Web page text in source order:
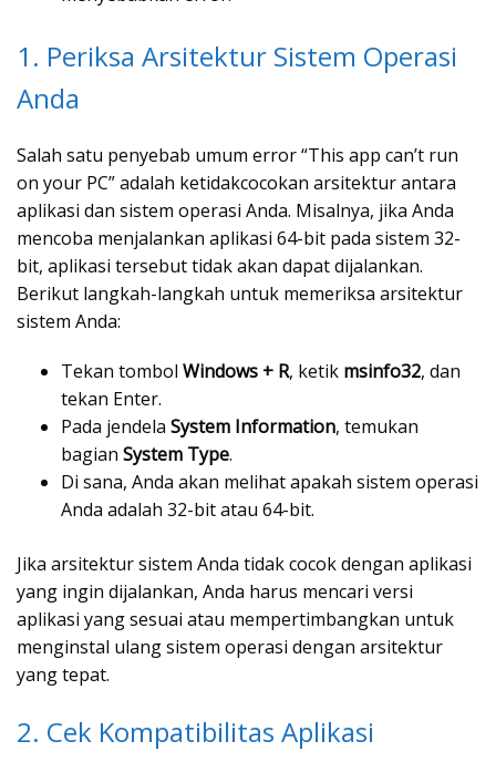
1. Periksa Arsitektur Sistem Operasi
Anda
Salah satu penyebab umum error “This app can’t run
on your PC” adalah ketidakcocokan arsitektur antara
aplikasi dan sistem operasi Anda. Misalnya, jika Anda
mencoba menjalankan aplikasi 64-bit pada sistem 32-
bit, aplikasi tersebut tidak akan dapat dijalankan.
Berikut langkah-langkah untuk memeriksa arsitektur
sistem Anda:
Tekan tombol Windows + R, ketik msinfo32, dan
tekan Enter.
Pada jendela System Information, temukan
bagian System Type.
Di sana, Anda akan melihat apakah sistem operasi
Anda adalah 32-bit atau 64-bit.
Jika arsitektur sistem Anda tidak cocok dengan aplikasi
yang ingin dijalankan, Anda harus mencari versi
aplikasi yang sesuai atau mempertimbangkan untuk
menginstal ulang sistem operasi dengan arsitektur
yang tepat.
2. Cek Kompatibilitas Aplikasi